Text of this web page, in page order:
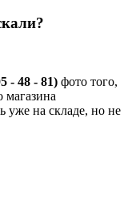
- 48 - 81) фото того,
магазина
уже на складе, но не